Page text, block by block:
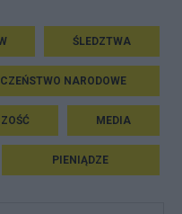
ŚLEDZTWA
NARODOWE
MEDIA
PIENIĄDZE